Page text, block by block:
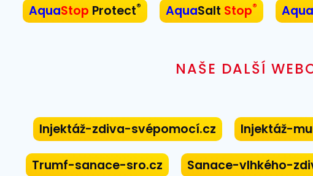
AquaStop Protect® AquaSalt Stop® Aqua
NAŠE DALŠÍ
Injektáž-zdiva-svépomocí.cz Injektáž-
Trumf-sanace-sro.cz Sanace-vlhkého-